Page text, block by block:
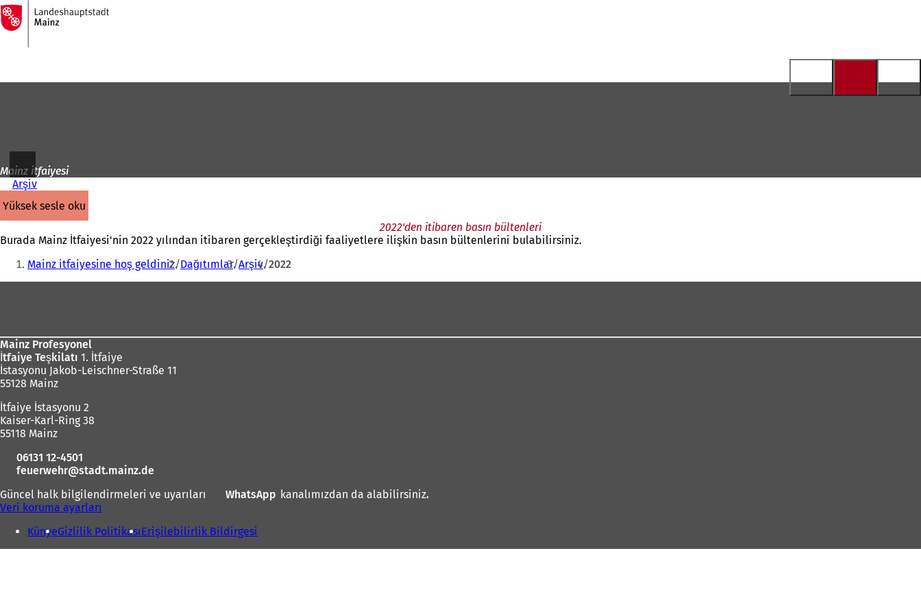
İçeriğe atla
Ana
sayfaya
Mainz itfaiyesi
Arşiv
yüksek sesle oku
2022'den itibaren basın bültenleri
Burada Mainz İtfaiyesi'nin 2022 yılından itibaren gerçekleştirdiği faaliyetlere ilişkin basın bültenlerini bulabilirsiniz.
Buradasınız:
Mainz itfaiyesine hoş geldiniz Dağıtımlar Arşiv 2022
Mainz Profesyonel
İtfaiye Teşkilatı 1. İtfaiye
İstasyonu Jakob-Leischner-Straße 11
55128 Mainz
İtfaiye İstasyonu 2
Kaiser-Karl-Ring 38
55118 Mainz
06131 12-4501
feuerwehr
stadt.mainz de
Güncel halk bilgilendirmeleri ve uyarıları
WhatsApp
i
kanalımızdan da alabilirsiniz.
Veri koruma ayarları
KünyeGizlilik PolitikasıErişilebilirlik Bildirgesi